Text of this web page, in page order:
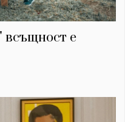
всъщност е